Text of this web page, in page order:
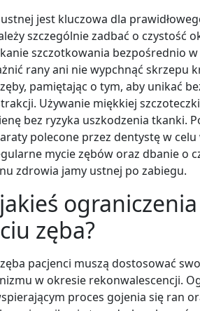
jest kluczowa dla
szczególnie zadbać o czystość
szczotkowania bezpośrednio
rany ani nie wypchnąć skrzepu
pamiętając o tym, aby unikać
Używanie miękkiej
bez ryzyka uszkodzenia tkanki.
polecone przez dentystę w
mycie zębów oraz dbanie o
zdrowia jamy ustnej po zabiegu.
zęba?
pacjenci muszą dostosować
w okresie rekonwalescencji.
proces gojenia się ran